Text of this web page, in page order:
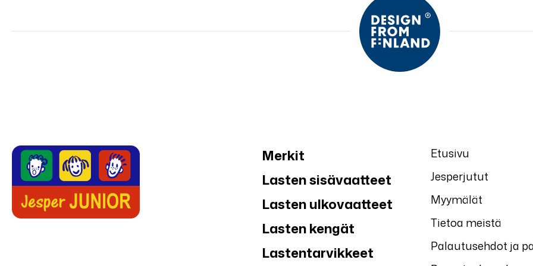
Merkit
Lasten sisävaatteet
Lasten ulkovaatteet
Lasten kengät
Lastentarvikkeet
Etusivu
Jesperjutut
Myymälät
Tietoa meistä
Palautusehdot ja